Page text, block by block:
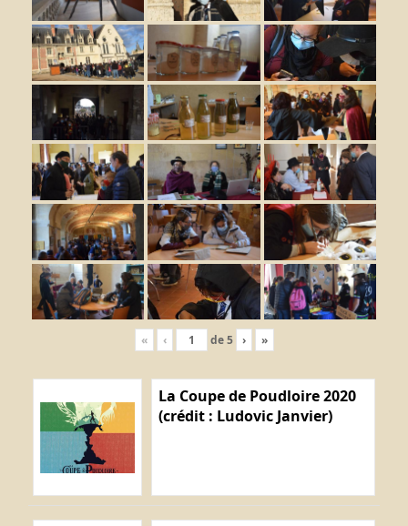
« ‹ de5 › »
La Coupe de Poudloire 2020
(crédit : Ludovic Janvier)